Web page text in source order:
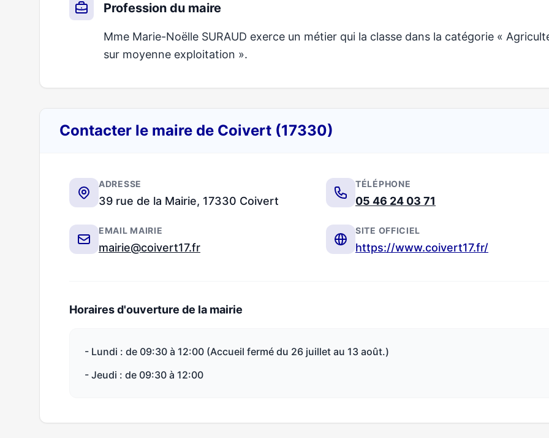
Profession du maire
Mme Marie-Noëlle SURAUD exerce un métier qui la classe dans la catégorie «
sur moyenne exploitation ».
Contacter le maire de Coivert (17330)
ADRESSE
39 rue de la Mairie, 17330 Coivert
TÉLÉPHONE
05 46 24 03 71
EMAIL MAIRIE
mairie@coivert17.fr
SITE OFFICIEL
https://www.coivert17.fr/
Horaires d'ouverture de la mairie
- Lundi : de 09:30 à 12:00 (Accueil fermé du 26 juillet au 13 août.)
- Jeudi : de 09:30 à 12:00